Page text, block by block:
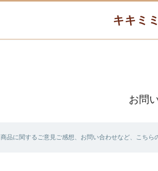
キキミ
お問
商品に関するご意見ご感想、お問い合わせなど、こちら